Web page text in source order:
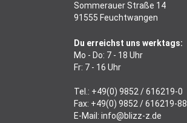
Sommerauer Straße 14
91555 Feuchtwangen
Du erreichst uns werktags:
Mo - Do: 7 - 18 Uhr
Fr: 7 - 16 Uhr
Tel.: +49(0) 9852 / 616219-0
Fax: +49(0) 9852 / 616219-88
E-Mail: info@blizz-z.de